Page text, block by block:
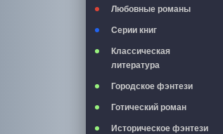
Любовные романы
Серии книг
Классическая
литература
Городское фэнтези
Готический роман
Историческое фэнтези